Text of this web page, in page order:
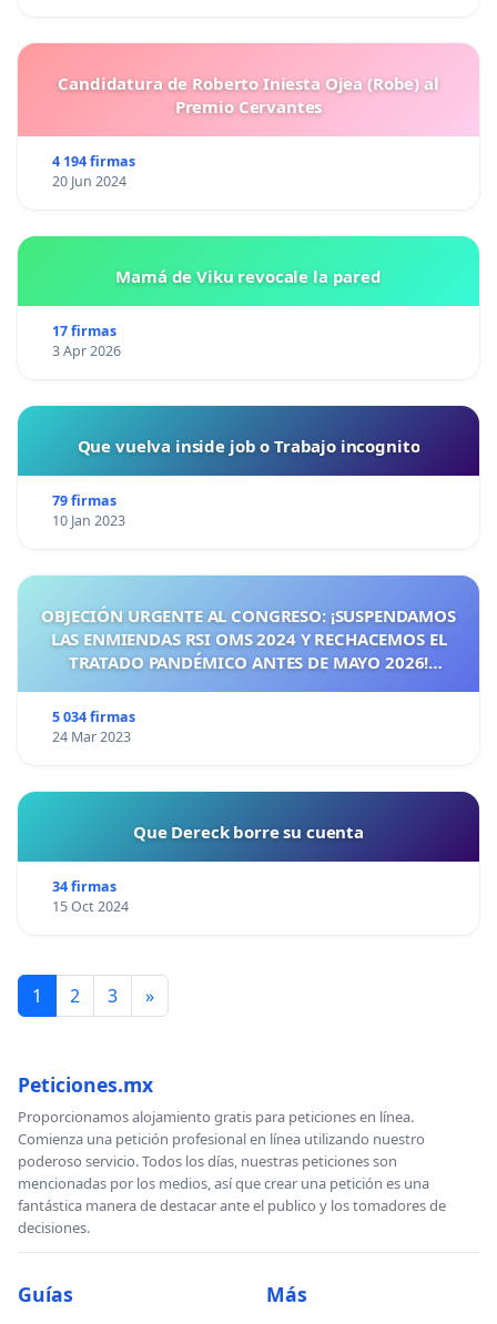
Candidatura de Roberto Iniesta Ojea (Robe) al
Premio Cervantes
4 194 firmas
20 Jun 2024
Mamá de Viku revocale la pared
17 firmas
3 Apr 2026
Que vuelva inside job o Trabajo incognito
79 firmas
10 Jan 2023
OBJECIÓN URGENTE AL CONGRESO: ¡SUSPENDAMOS
LAS ENMIENDAS RSI OMS 2024 Y RECHACEMOS EL
TRATADO PANDÉMICO ANTES DE MAYO 2026!
5 034 firmas
24 Mar 2023
Que Dereck borre su cuenta
34 firmas
15 Oct 2024
1 2 3 »
Peticiones.mx
Proporcionamos alojamiento gratis para peticiones en línea.
Comienza una petición profesional en línea utilizando nuestro
poderoso servicio. Todos los días, nuestras peticiones son
mencionadas por los medios, así que crear una petición es una
fantástica manera de destacar ante el publico y los tomadores de
decisiones.
Guías Más